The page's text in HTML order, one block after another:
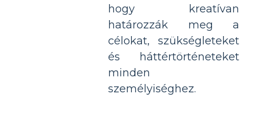
hogy kreatívan
határozzák meg a
célokat, szükségleteket
és háttértörténeteket
minden
személyiséghez.